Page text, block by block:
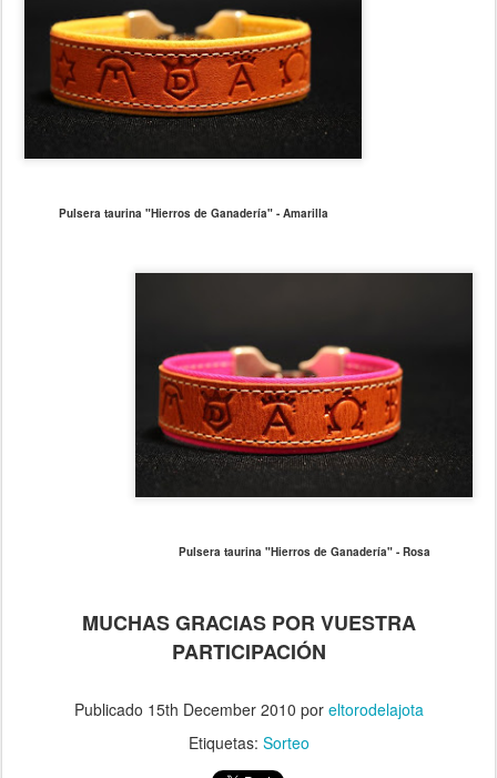
Pulsera taurina "Hierros de Ganadería" - Amarilla
Pulsera taurina "Hierros de Ganadería" - Rosa
MUCHAS GRACIAS POR VUESTRA
PARTICIPACIÓN
Publicado 15th December 2010 por eltorodelajota
Etiquetas: Sorteo